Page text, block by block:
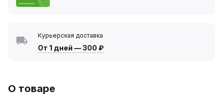
Курьерская доставка
От 1 дней —300 ₽
О товаре